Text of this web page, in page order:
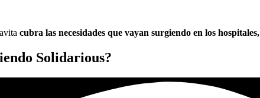
cubra las necesidades que vayan surgiendo en los hospitales,
Solidarious?